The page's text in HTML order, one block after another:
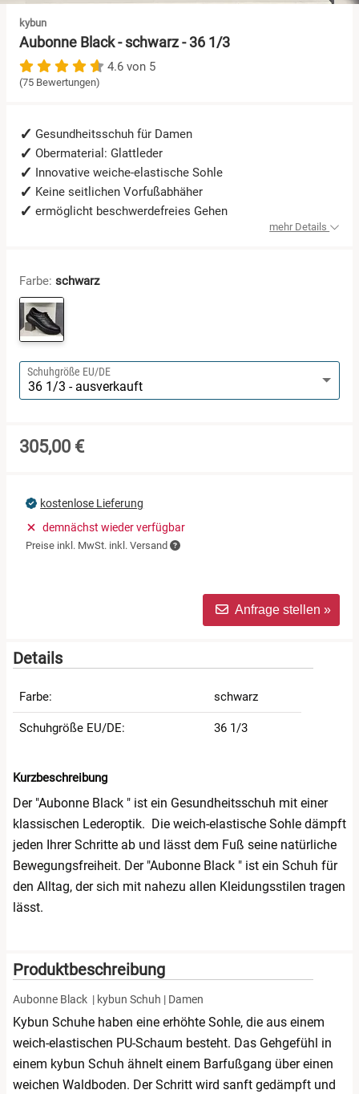
kybun
Aubonne Black - schwarz - 36 1/3
4.6 von 5
(75 Bewertungen)
Gesundheitsschuh für Damen
Obermaterial: Glattleder
Innovative weiche-elastische Sohle
Keine seitlichen Vorfußabhäher
ermöglicht beschwerdefreies Gehen
mehr Details
Farbe: schwarz
Schuhgröße EU/DE
305,00 €
kostenlose Lieferung
demnächst wieder verfügbar
Preise inkl. MwSt. inkl. Versand
Anfrage stellen »
Details
Farbe: schwarz
Schuhgröße EU/DE: 36 1/3
Kurzbeschreibung
Der "Aubonne Black " ist ein Gesundheitsschuh mit einer
klassischen Lederoptik. Die weich-elastische Sohle dämpft
jeden Ihrer Schritte ab und lässt dem Fuß seine natürliche
Bewegungsfreiheit. Der "Aubonne Black " ist ein Schuh für
den Alltag, der sich mit nahezu allen Kleidungsstilen tragen
lässt.
Produktbeschreibung
Aubonne Black | kybun Schuh | Damen
Kybun Schuhe haben eine erhöhte Sohle, die aus einem
weich-elastischen PU-Schaum besteht. Das Gehgefühl in
einem kybun Schuh ähnelt einem Barfußgang über einen
weichen Waldboden. Der Schritt wird sanft gedämpft und
Sandalen
Schuhe mit Klettverschluss
Wanderschuhe